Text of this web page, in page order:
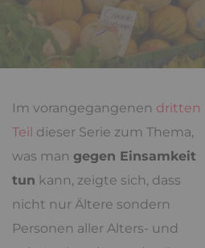
Im vorangegangenen dritten
Teil dieser Serie zum Thema,
was man gegen Einsamkeit
tun kann, zeigte sich, dass
nicht nur Ältere sondern
Personen aller Alters- und